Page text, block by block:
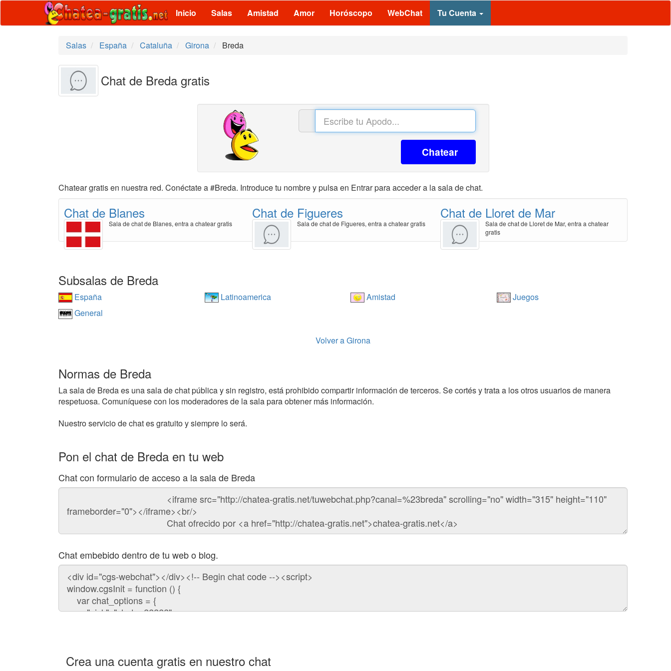
Inicio Salas Amistad Amor Horóscopo WebChat Tu Cuenta
Salas España Cataluña Girona Breda
Chat de Breda gratis
Chatear
Chatear gratis en nuestra red. Conéctate a #Breda. Introduce tu nombre y pulsa en Entrar para acceder a la sala de chat.
Chat de Blanes
Sala de chat de Blanes, entra a chatear gratis
Chat de Figueres
Sala de chat de Figueres, entra a chatear gratis
Chat de Lloret de Mar
Sala de chat de Lloret de Mar, entra a chatear
gratis
Subsalas de Breda
España Latinoamerica Amistad
Juegos
General
Volver a Girona
Normas de Breda
La sala de Breda es una sala de chat pública y sin registro, está prohibido compartir información de terceros. Se cortés y trata a los otros usuarios de manera
respetuosa. Comuníquese con los moderadores de la sala para obtener más información.
Nuestro servicio de chat es gratuito y siempre lo será.
Pon el chat de Breda en tu web
Chat con formulario de acceso a la sala de Breda
Código
chat
Chat embebido dentro de tu web o blog.
Código
para
embeber
chat
Crea una cuenta gratis en nuestro chat